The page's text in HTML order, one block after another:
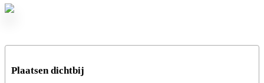
Plaatsen dichtbij